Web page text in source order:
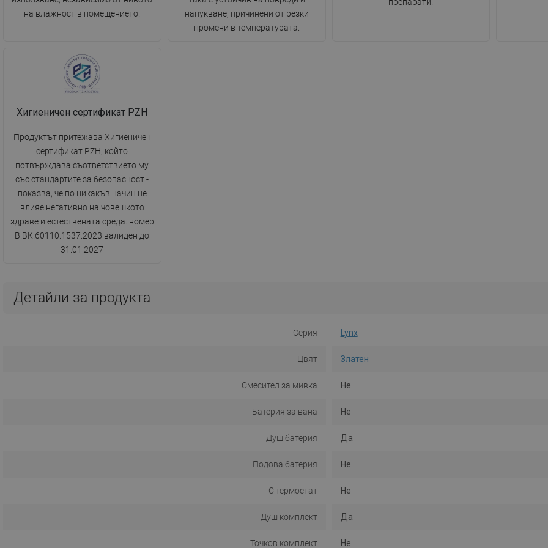
на влажност в помещението.
напукване, причинени от резки
промени в температурата.
Хигиеничен сертификат PZH
Продуктът притежава Хигиеничен
сертификат PZH, който
потвърждава съответствието му
със стандартите за безопасност -
показва, че по никакъв начин не
влияе негативно на човешкото
здраве и естествената среда. номер
B.BK.60110.1537.2023 валиден до
31.01.2027
Детайли за продукта
Серия Lynx
Цвят Златен
Смесител за мивка Не
Батерия за вана Не
Душ батерия Да
Подова батерия Не
С термостат Не
Душ комплект Да
Точков комплект Не